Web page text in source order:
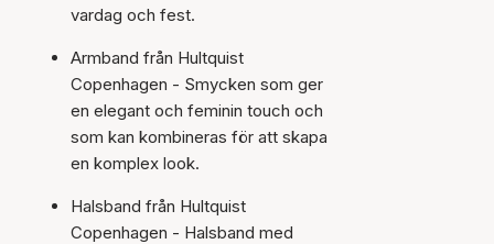
vardag och fest.
Armband från Hultquist
Copenhagen - Smycken som ger
en elegant och feminin touch och
som kan kombineras för att skapa
en komplex look.
Halsband från Hultquist
Copenhagen - Halsband med